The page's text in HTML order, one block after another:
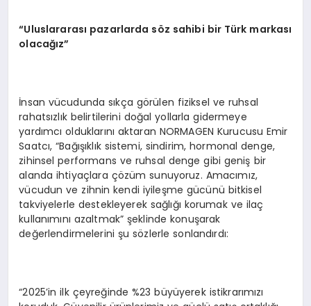
“Uluslararası pazarlarda söz sahibi bir Türk markası
olacağız”
İnsan vücudunda sıkça görülen fiziksel ve ruhsal
rahatsızlık belirtilerini doğal yollarla gidermeye
yardımcı olduklarını aktaran NORMAGEN Kurucusu Emir
Saatcı, “Bağışıklık sistemi, sindirim, hormonal denge,
zihinsel performans ve ruhsal denge gibi geniş bir
alanda ihtiyaçlara çözüm sunuyoruz. Amacımız,
vücudun ve zihnin kendi iyileşme gücünü bitkisel
takviyelerle destekleyerek sağlığı korumak ve ilaç
kullanımını azaltmak” şeklinde konuşarak
değerlendirmelerini şu sözlerle sonlandırdı:
“2025’in ilk çeyreğinde %23 büyüyerek istikrarımızı